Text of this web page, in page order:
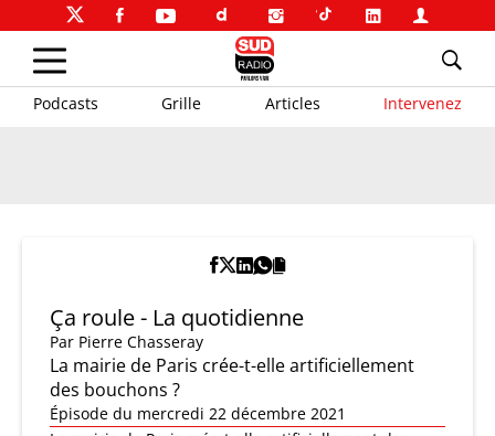
Podcasts Grille Articles Intervenez
Ça roule - La quotidienne
Par Pierre Chasseray
La mairie de Paris crée-t-elle artificiellement
des bouchons ?
Épisode du mercredi 22 décembre 2021